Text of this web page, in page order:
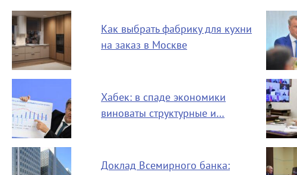
Как выбрать фабрику для кухни
на заказ в Москве
Хабек: в спаде экономики
виноваты структурные и…
Доклад Всемирного банка: